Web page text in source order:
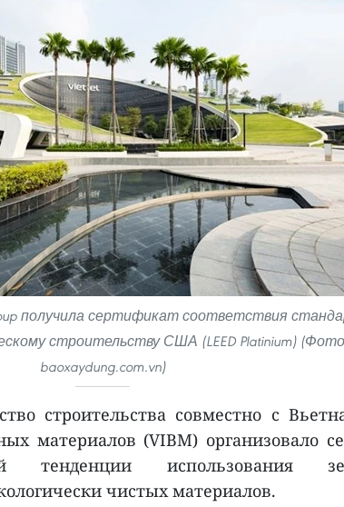
получила сертификат соответствия
строительству США (LEED Platinium)
baoxaydung.com.vn)
строительства совместно с
материалов (VIBM) организовало
тенденции использования
чистых материалов.